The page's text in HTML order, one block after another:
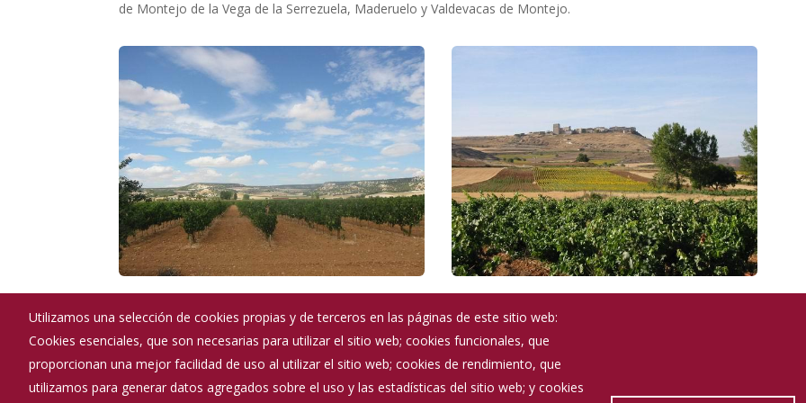
de Montejo de la Vega de la Serrezuela, Maderuelo y Valdevacas de Montejo.
Utilizamos una selección de cookies propias y de terceros en las páginas de este sitio web:
Cookies esenciales, que son necesarias para utilizar el sitio web; cookies funcionales, que
proporcionan una mejor facilidad de uso al utilizar el sitio web; cookies de rendimiento, que
utilizamos para generar datos agregados sobre el uso y las estadísticas del sitio web; y cookies
Ayuntamiento de Baños de Valdearados
: Calle Real - 38. 09450
: 947534229
Corporación Municipal